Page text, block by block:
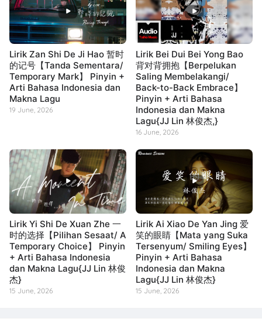
Lirik Zan Shi De Ji Hao 暂时
的记号【Tanda Sementara/
Temporary Mark】 Pinyin +
Arti Bahasa Indonesia dan
Makna Lagu
19 June, 2026
Lirik Bei Dui Bei Yong Bao
背对背拥抱【Berpelukan
Saling Membelakangi/
Back-to-Back Embrace】
Pinyin + Arti Bahasa
Indonesia dan Makna
Lagu{JJ Lin 林俊杰,}
16 June, 2026
Lirik Yi Shi De Xuan Zhe 一
时的选择【Pilihan Sesaat/ A
Temporary Choice】 Pinyin
+ Arti Bahasa Indonesia
dan Makna Lagu{JJ Lin 林俊
杰}
15 June, 2026
Lirik Ai Xiao De Yan Jing 爱
笑的眼睛【Mata yang Suka
Tersenyum/ Smiling Eyes】
Pinyin + Arti Bahasa
Indonesia dan Makna
Lagu{JJ Lin 林俊杰}
15 June, 2026